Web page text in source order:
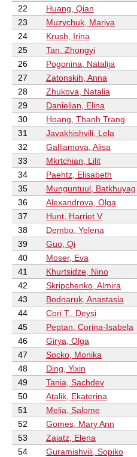
22
Huang, Qian
23
Muzychuk, Mariya
24
Krush, Irina
25
Tan, Zhongyi
26
Pogonina, Natalija
27
Zatonskih, Anna
28
Zhukova, Natalia
29
Danielian, Elina
30
Hoang, Thanh Trang
31
Javakhishvili, Lela
32
Galliamova, Alisa
33
Mkrtchian, Lilit
34
Paehtz, Elisabeth
35
Munguntuul, Batkhuyag
36
Alexandrova, Olga
37
Hunt, Harriet V
38
Dembo, Yelena
39
Guo, Qi
40
Moser, Eva
41
Khurtsidze, Nino
42
Skripchenko, Almira
43
Bodnaruk, Anastasia
44
Cori T., Deysi
45
Peptan, Corina-Isabela
46
Girya, Olga
47
Socko, Monika
48
Ding, Yixin
49
Tania, Sachdev
50
Atalik, Ekaterina
51
Melia, Salome
52
Gomes, Mary Ann
53
Zaiatz, Elena
54
Guramishvili, Sopiko